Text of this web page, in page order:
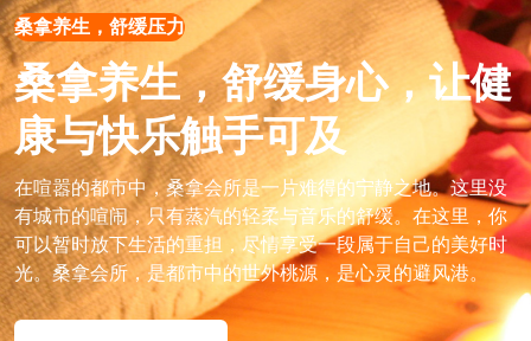
桑拿养生，舒缓压力
桑拿养生，舒缓身心，让健
康与快乐触手可及
在喧嚣的都市中，桑拿会所是一片难得的宁静之地。这里没
有城市的喧闹，只有蒸汽的轻柔与音乐的舒缓。在这里，你
可以暂时放下生活的重担，尽情享受一段属于自己的美好时
光。桑拿会所，是都市中的世外桃源，是心灵的避风港。